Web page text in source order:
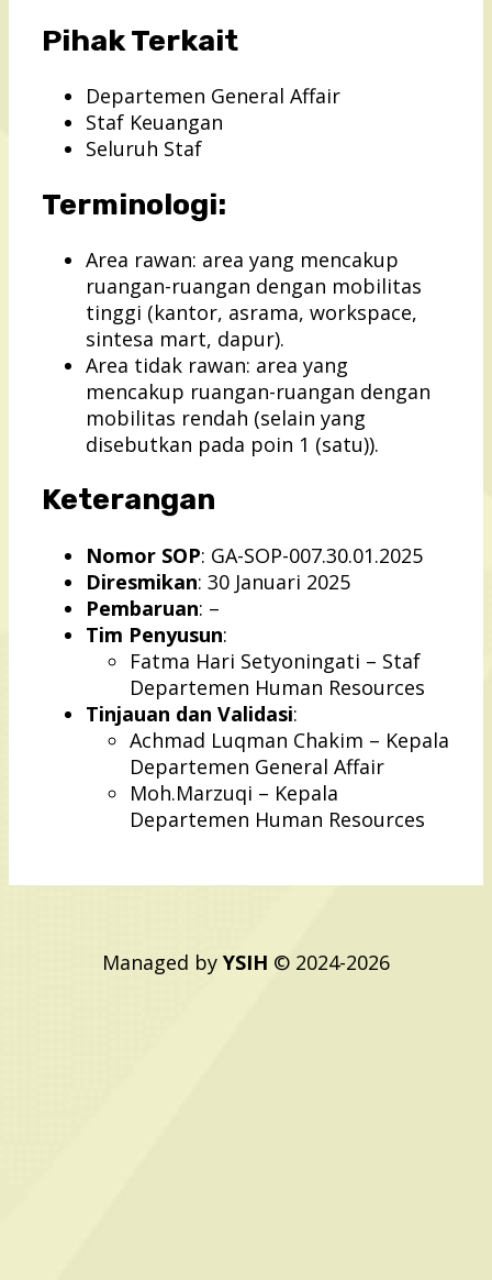
Pihak Terkait
Departemen General Affair
Staf Keuangan
Seluruh Staf
Terminologi:
Area rawan: area yang mencakup
ruangan-ruangan dengan mobilitas
tinggi (kantor, asrama, workspace,
sintesa mart, dapur).
Area tidak rawan: area yang
mencakup ruangan-ruangan dengan
mobilitas rendah (selain yang
disebutkan pada poin 1 (satu)).
Keterangan
Nomor SOP: GA-SOP-007.30.01.2025
Diresmikan: 30 Januari 2025
Pembaruan: –
Tim Penyusun:
Fatma Hari Setyoningati – Staf
Departemen Human Resources
Tinjauan dan Validasi:
Achmad Luqman Chakim – Kepala
Departemen General Affair
Moh.Marzuqi – Kepala
Departemen Human Resources
Managed by YSIH © 2024-2026